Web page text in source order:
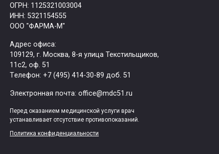
ОГРН: 1125321003004
ИНН: 5321154555
ООО "ФАРМА-М"
Адрес офиса:
109129, г. Москва, ​8-я улица Текстильщиков,
11с2, оф. 51
Tелефон: +7 (495) 414-30-89 доб. 51
Электронная почта: office@mdc51.ru
Перед оказанием медицинской услуги врач
устанавливает отсутствие противопоказаний.
Политика конфиденциальности